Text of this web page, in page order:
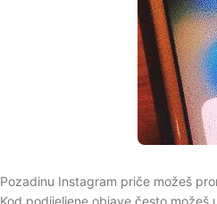
Pozadinu Instagram priče možeš
Kod podijeljene objave često